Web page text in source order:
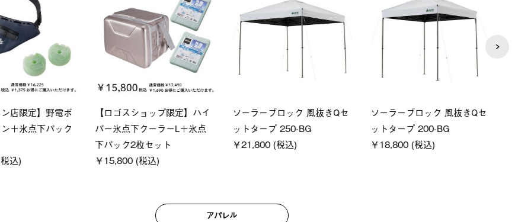
ック 風抜きQセ
BG
ソーラーブロック 風抜きQセ
ットタープ 200-BG
￥18,800 (税込)
グランベーシック スペースベ
ース・オクタゴン-BJ
￥209,000 (税込)
Q-TOP ソーラーサンドブロッ
クサンシェード-BF
￥16,800 (税込)
アパレル